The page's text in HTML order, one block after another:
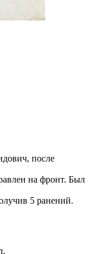
после
на фронт. Был
5 ранений.